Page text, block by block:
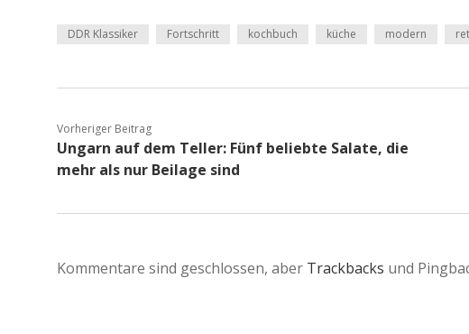
DDR Klassiker Fortschritt kochbuch küche modern
Vorheriger Beitrag
Ungarn auf dem Teller: Fünf beliebte Salate, die
mehr als nur Beilage sind
Kommentare sind geschlossen, aber Trackbacks und